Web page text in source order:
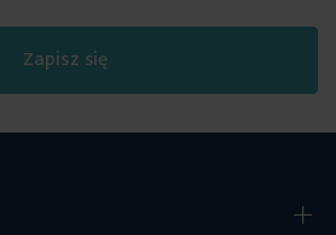
Zapisz się